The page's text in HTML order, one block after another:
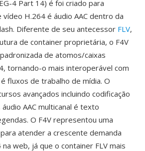
4 Part 14) é foi criado para
H.264 é áudio AAC dentro da
Diferente de seu antecessor FLV,
de container proprietária, o F4V
de atomos/caixas
tornando-o mais interoperável com
fluxos de trabalho de mídia. O
avançados incluindo codificação
AAC multicanal é texto
O F4V representou uma
atender a crescente demanda
web, já que o container FLV mais